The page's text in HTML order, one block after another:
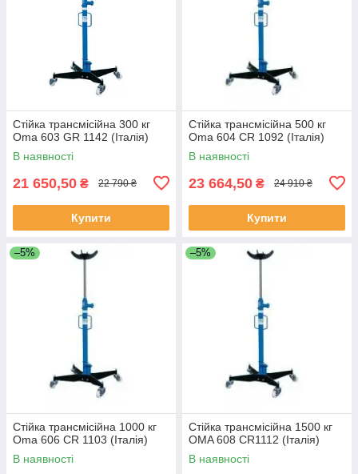
Стійка трансмісійна 300 кг
Oma 603 GR 1142 (Італія)
В наявності
21 650,50 ₴ 22 790 ₴
Купити
Стійка трансмісійна 500 кг
Oma 604 CR 1092 (Італія)
В наявності
23 664,50 ₴ 24 910 ₴
Купити
–5%
Стійка трансмісійна 1000 кг
Oma 606 СR 1103 (Італія)
В наявності
–5%
Стійка трансмісійна 1500 кг
OMA 608 CR1112 (Італія)
В наявності